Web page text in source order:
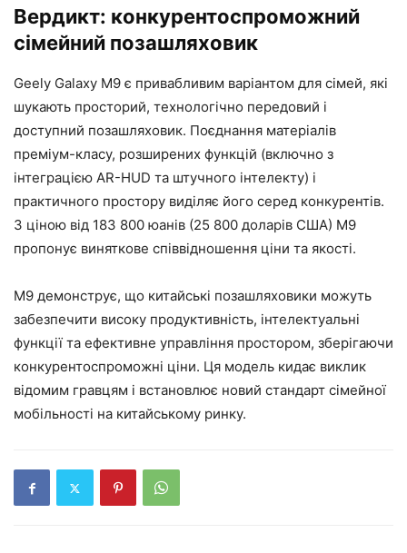
Вердикт: конкурентоспроможний
сімейний позашляховик
Geely Galaxy M9 є привабливим варіантом для сімей, які
шукають просторий, технологічно передовий і
доступний позашляховик. Поєднання матеріалів
преміум-класу, розширених функцій (включно з
інтеграцією AR-HUD та штучного інтелекту) і
практичного простору виділяє його серед конкурентів.
З ціною від 183 800 юанів (25 800 доларів США) M9
пропонує виняткове співвідношення ціни та якості.
M9 демонструє, що китайські позашляховики можуть
забезпечити високу продуктивність, інтелектуальні
функції та ефективне управління простором, зберігаючи
конкурентоспроможні ціни. Ця модель кидає виклик
відомим гравцям і встановлює новий стандарт сімейної
мобільності на китайському ринку.